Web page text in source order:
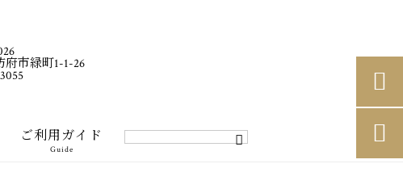
府市緑町1-1-26
ご利用ガイド
Guide

